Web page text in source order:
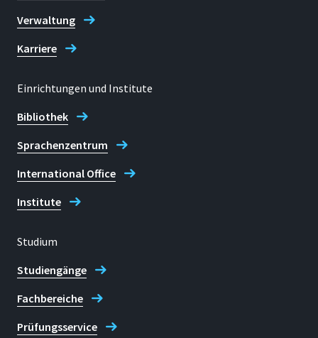
Verwaltung
Karriere
Einrichtungen und Institute
Bibliothek
Sprachenzentrum
International Office
Institute
Studium
Studiengänge
Fachbereiche
Prüfungsservice